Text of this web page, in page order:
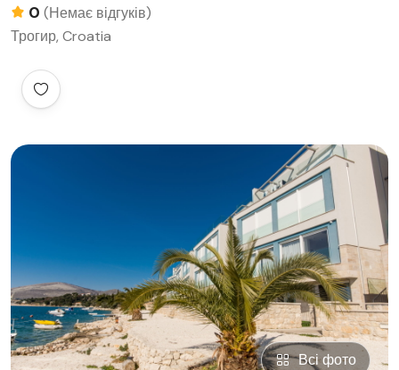
0 (Немає відгуків)
Трогир, Croatia
Всі фото